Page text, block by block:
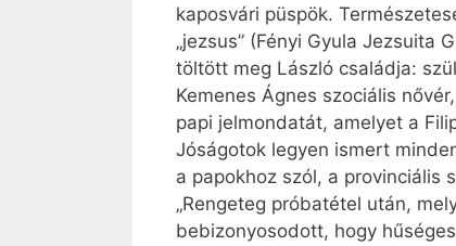
kaposvári püspök.
„jezsus” (Fényi Gyula Jezsuita
töltött meg László családja:
Kemenes Ágnes szociális
papi jelmondatát, amelyet a
Jóságotok legyen ismert
a papokhoz szól, a provinciális
„Rengeteg próbatétel után,
bebizonyosodott, hogy